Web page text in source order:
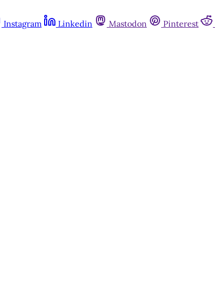
Instagram Linkedin Mastodon Pinterest